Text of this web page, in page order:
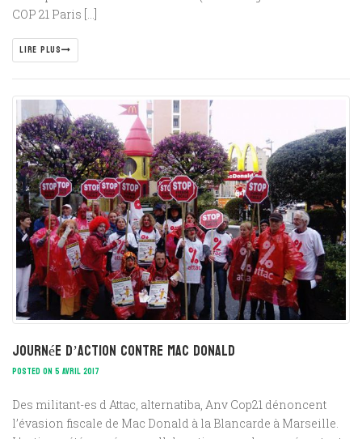
COP 21 Paris […]
LIRE PLUS
journée d’action contre Mac Donald
POSTED ON 5 AVRIL 2017
Des militant-es d Attac, alternatiba, Anv Cop21 dénoncent
l’évasion fiscale de Mac Donald à la Blancarde à Marseille.